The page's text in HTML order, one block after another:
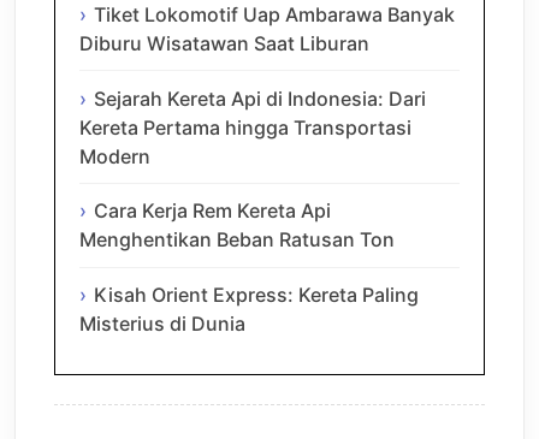
Tiket Lokomotif Uap Ambarawa Banyak
Diburu Wisatawan Saat Liburan
Sejarah Kereta Api di Indonesia: Dari
Kereta Pertama hingga Transportasi
Modern
Cara Kerja Rem Kereta Api
Menghentikan Beban Ratusan Ton
Kisah Orient Express: Kereta Paling
Misterius di Dunia